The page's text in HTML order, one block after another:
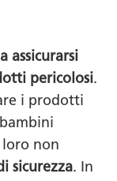
assicurarsi
pericolosi.
i prodotti
loro non
sicurezza. In